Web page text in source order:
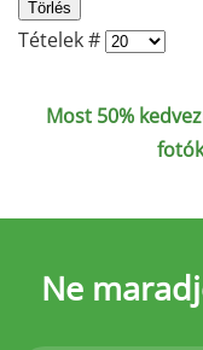
Törlés
Tételek #
Most 50%
Ne